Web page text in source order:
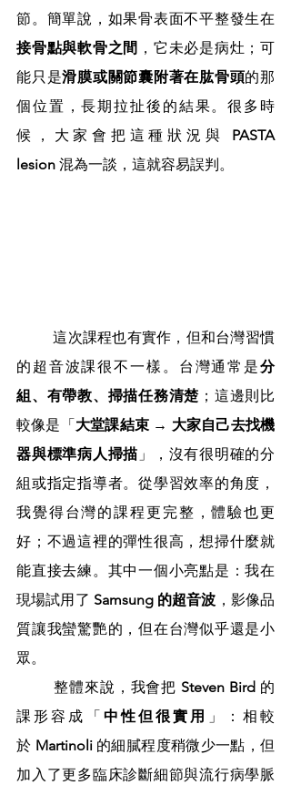
節。簡單說，如果骨表面不平整發生在
接骨點與軟骨之間 ，它未必是病灶；可
能只是滑膜或關節囊附著在肱骨頭的那
個位置，長期拉扯後的結果。很多時
候，大家會把這種狀況與 PASTA
lesion 混為一談，這就容易誤判。
	這次課程也有實作，但和台灣習慣
的超音波課很不一樣。台灣通常是分
組、有帶教、掃描任務清楚 ；這邊則比
較像是「大堂課結束 → 大家自己去找機
器與標準病人掃描 」，沒有很明確的分
組或指定指導者。從學習效率的角度，
我覺得台灣的課程更完整，體驗也更
好；不過這裡的彈性很高，想掃什麼就
能直接去練。其中一個小亮點是：我在
現場試用了 Samsung 的超音波 ，影像品
質讓我蠻驚艷的，但在台灣似乎還是小
眾。
	整體來說，我會把
Steven Bird 的
課形容成「 中性但很實用
」：相較
於 Martinoli 的細膩程度稍微少一點，但
加入了更多臨床診斷細節與流行病學脈